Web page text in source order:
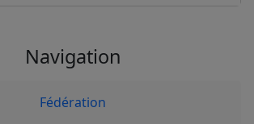
Navigation
Fédération